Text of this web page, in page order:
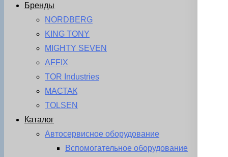
Бренды
NORDBERG
KING TONY
MIGHTY SEVEN
AFFIX
TOR Industries
МАСТАК
TOLSEN
Каталог
Автосервисное оборудование
Вспомогательное оборудование